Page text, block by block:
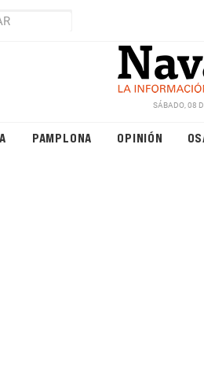
SÁBADO, 08
PAMPLONA OPINIÓN